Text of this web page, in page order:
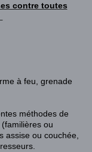
contre toutes
à feu, grenade
méthodes de
ou
assise ou couchée,